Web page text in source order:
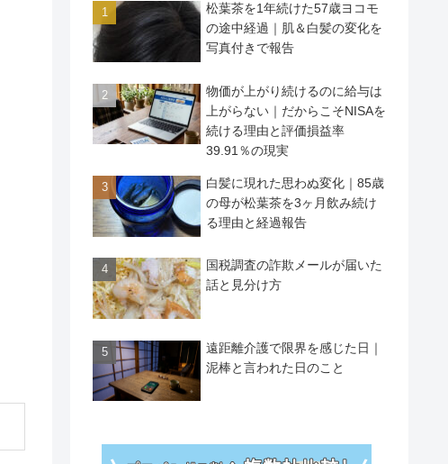
松葉茶を1年続けた57歳ヨコモ
の途中経過｜肌＆白髪の変化を
写真付きで報告
物価が上がり続けるのに給与は
上がらない｜だからこそNISAを
続ける理由と評価損益率
39.91％の現実
白髪に現れた思わぬ変化｜85歳
の母が松葉茶を3ヶ月飲み続け
る理由と経過報告
国税調査の詐欺メールが届いた
話と見分け方
遠距離介護で限界を感じた日｜
泥棒と言われた日のこと